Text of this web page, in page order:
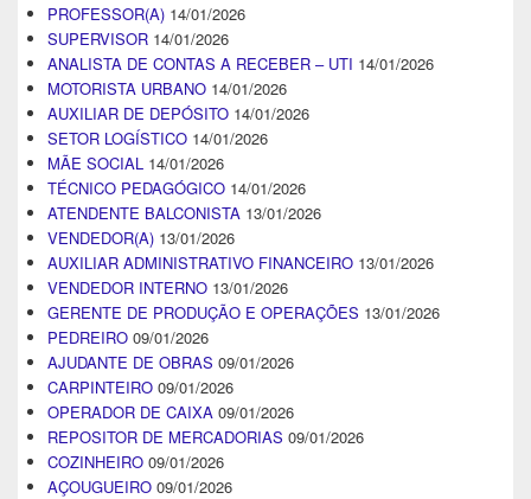
PROFESSOR(A) 14/01/2026
SUPERVISOR 14/01/2026
ANALISTA DE CONTAS A RECEBER – UTI 14/01/2026
MOTORISTA URBANO 14/01/2026
AUXILIAR DE DEPÓSITO 14/01/2026
SETOR LOGÍSTICO 14/01/2026
MÃE SOCIAL 14/01/2026
TÉCNICO PEDAGÓGICO 14/01/2026
ATENDENTE BALCONISTA 13/01/2026
VENDEDOR(A) 13/01/2026
AUXILIAR ADMINISTRATIVO FINANCEIRO 13/01/2026
VENDEDOR INTERNO 13/01/2026
GERENTE DE PRODUÇÃO E OPERAÇÕES 13/01/2026
PEDREIRO 09/01/2026
AJUDANTE DE OBRAS 09/01/2026
CARPINTEIRO 09/01/2026
OPERADOR DE CAIXA 09/01/2026
REPOSITOR DE MERCADORIAS 09/01/2026
COZINHEIRO 09/01/2026
AÇOUGUEIRO 09/01/2026